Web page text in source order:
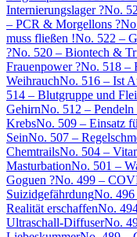
Internierungslager ?No.
– PCR & Morgellons ?
muss fließen !No. 522 –
?No. 520 – Biontech &
Frauenpower ?No. 518 –
WeihrauchNo. 516 – Ist
514 – Blutgruppe und
GehirnNo. 512 – Pendeln
KrebsNo. 509 – Einsatz
SeinNo. 507 –
ChemtrailsNo. 504 –
MasturbationNo. 501 –
Goguen ?No. 499 –
SuizidgefährdungNo. 496
Realität erschaffenNo.
Ultraschall-DiffuserNo.